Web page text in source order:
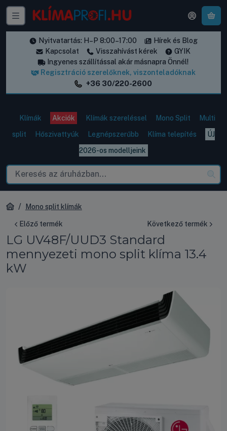
Nyitvatartás: H–P 8:00–17:00
Hírek és Blog
Kapcsolat
Visszahívást kérek
GYIK
Ingyenes szállítással akár másnapra Önnél!
Regisztráció szerelőknek, viszonteladóknak
+36 30/220-2600
Klímák Akciók Klímák szereléssel Mono Split
Multi
split
Hőszivattyúk Legnépszerűbb Klíma telepítés
ÚJ
2026-os modelljeink
Mono split klímák
Előző termék Következő termék
LG UV48F/UUD3 Standard
mennyezeti mono split klíma 13.4
kW